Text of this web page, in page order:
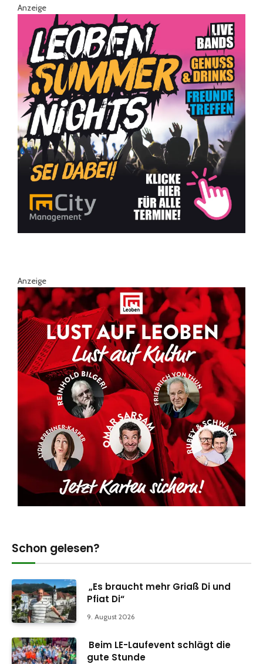
Anzeige
Anzeige
Schon gelesen?
„Es braucht mehr Griaß Di und
Pfiat Di“
9. August 2026
Beim LE-Laufevent schlägt die
gute Stunde